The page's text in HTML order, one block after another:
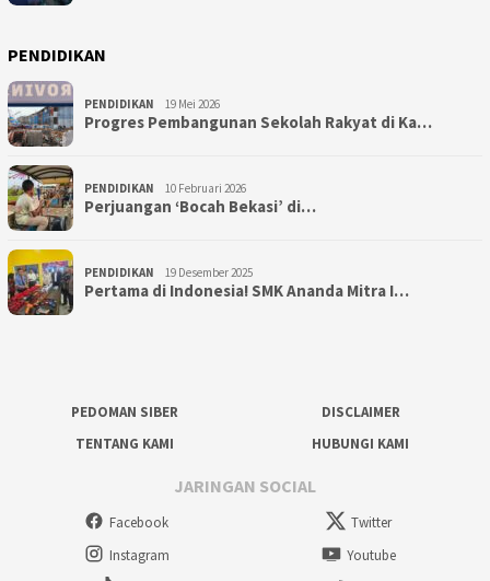
PENDIDIKAN
PENDIDIKAN 19 Mei 2026
Progres Pembangunan Sekolah Rakyat di Ka…
PENDIDIKAN 10 Februari 2026
Perjuangan ‘Bocah Bekasi’ di…
PENDIDIKAN 19 Desember 2025
Pertama di Indonesia! SMK Ananda Mitra I…
PEDOMAN SIBER
DISCLAIMER
TENTANG KAMI
HUBUNGI KAMI
JARINGAN SOCIAL
Facebook
Twitter
Instagram
Youtube